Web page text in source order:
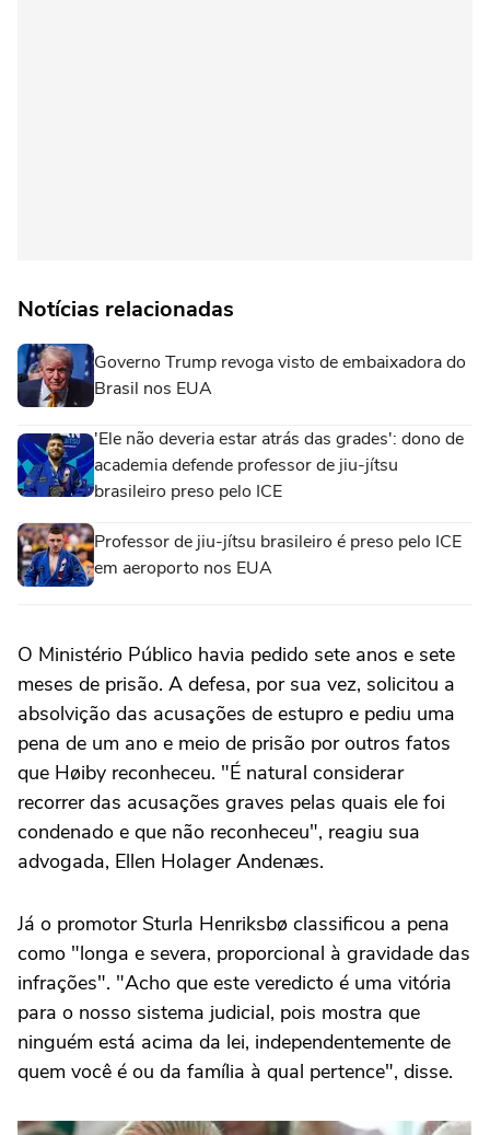
Notícias relacionadas
Governo Trump revoga visto de embaixadora do
Brasil nos EUA
'Ele não deveria estar atrás das grades': dono de
academia defende professor de jiu-jítsu
brasileiro preso pelo ICE
Professor de jiu-jítsu brasileiro é preso pelo ICE
em aeroporto nos EUA
O Ministério Público havia pedido sete anos e sete
meses de prisão. A defesa, por sua vez, solicitou a
absolvição das acusações de estupro e pediu uma
pena de um ano e meio de prisão por outros fatos
que Høiby reconheceu. "É natural considerar
recorrer das acusações graves pelas quais ele foi
condenado e que não reconheceu", reagiu sua
advogada, Ellen Holager Andenæs.
Já o promotor Sturla Henriksbø classificou a pena
como "longa e severa, proporcional à gravidade das
infrações". "Acho que este veredicto é uma vitória
para o nosso sistema judicial, pois mostra que
ninguém está acima da lei, independentemente de
quem você é ou da família à qual pertence", disse.